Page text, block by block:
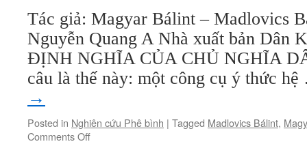
độ
hậu
cộng
sản
(kỳ
10)
Tác giả: Magyar Bálint – Madlovics
Nguyễn Quang A Nhà xuất bản Dân
ĐỊNH NGHĨA CỦA CHỦ NGHĨA
câu là thế này: một công cụ ý thức
→
Posted in Nghiên cứu Phê bình | Tagged Madlovics Bálint,
Comments Offon